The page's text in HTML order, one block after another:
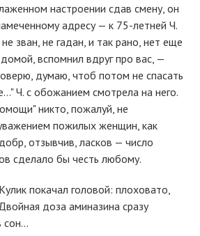
настроении сдав смену, он
адресу — к 75-летней Ч.
зван, не гадан, и так рано, нет еще
вспомнил вдруг про вас, —
думаю, чтоб потом не спасать
Ч. с обожанием смотрела на него.
никто, пожалуй, не
пожилых женщин, как
отзывчив, ласков — число
сделало бы честь любому.
покачал головой: плоховато,
доза аминазина сразу
сон…